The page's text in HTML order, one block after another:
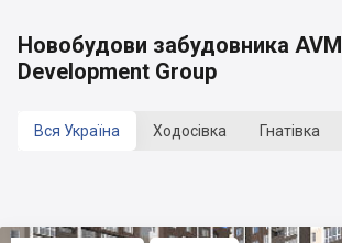
Новобудови забудовника AVM
Development Group
Вся Україна Ходосівка Гнатівка